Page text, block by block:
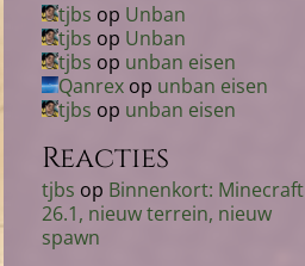
tjbs op Unban
tjbs op Unban
tjbs op unban eisen
Qanrex op unban eisen
tjbs op unban eisen
Reacties
tjbs op Binnenkort: Minecraft
26.1, nieuw terrein, nieuw
spawn